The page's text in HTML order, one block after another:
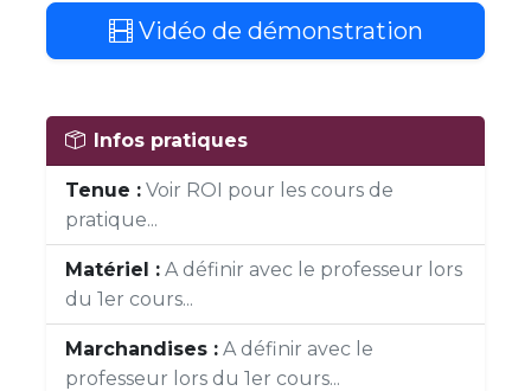
Vidéo de démonstration
Infos pratiques
Tenue : Voir ROI pour les cours de
pratique...
Matériel : A définir avec le professeur lors
du 1er cours...
Marchandises : A définir avec le
professeur lors du 1er cours...